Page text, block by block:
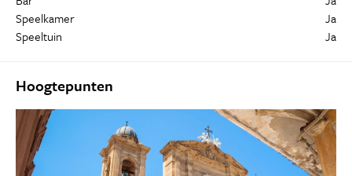
Speelkamer
Ja
Speeltuin
Ja
Hoogtepunten